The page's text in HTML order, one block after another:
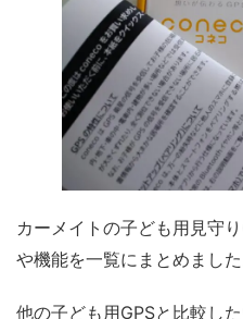
カーメイトの子ども用見守
や機能を一覧にまとめました
他の子ども用GPSと比較し